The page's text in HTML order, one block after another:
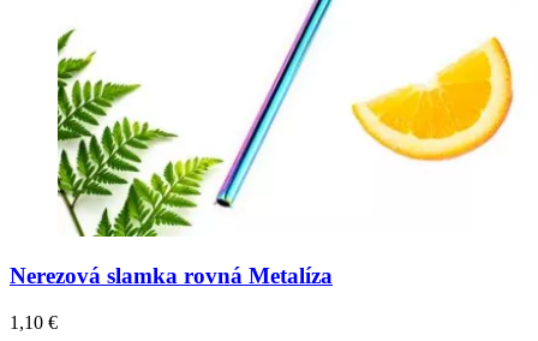
Nerezová slamka rovná Metalíza
1,10 €